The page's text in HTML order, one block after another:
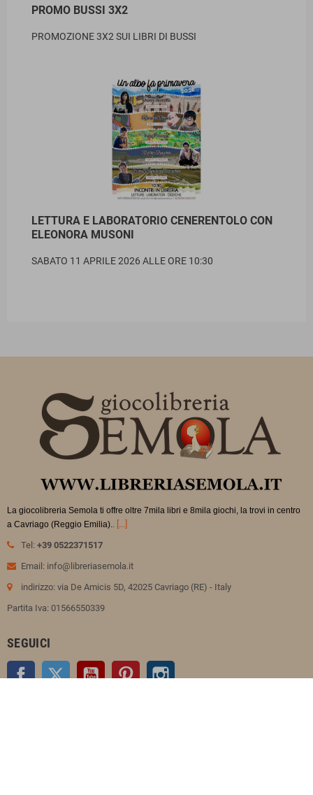
PROMO BUSSI 3X2
PROMOZIONE 3X2 SUI LIBRI DI BUSSI
LETTURA E LABORATORIO CENERENTOLO CON
ELEONORA MUSONI
SABATO 11 APRILE 2026 ALLE ORE 10:30
La giocolibreria Semola ti offre oltre 7mila libri e 8mila giochi, la trovi in centro
a Cavriago (Reggio Emilia).. [...]
Tel: +39 0522371517
Email: info@libreriasemola.it
indirizzo: via De Amicis 5D, 42025 Cavriago (RE) - Italy
Partita Iva: 01566550339
SEGUICI
Facebook Twitter YouTube Pinterest